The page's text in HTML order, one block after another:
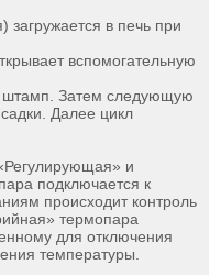
в печь при
вспомогательную
штамп. Затем следующую
Далее цикл
и
подключается к
происходит контроль
термопара
для отключения
температуры.